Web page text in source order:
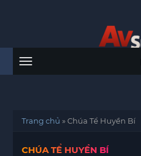
Menu
Trang chủ »Chúa Tể Huyền Bí
CHÚA TỂ HUYỀN BÍ